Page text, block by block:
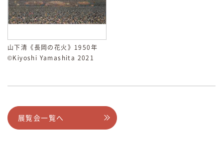
山下清《長岡の花火》1950年
©Kiyoshi Yamashita 2021
展覧会一覧へ